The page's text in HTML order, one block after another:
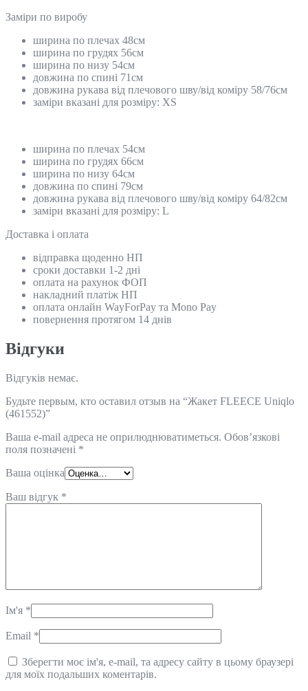
Замiри по виробу
ширина по плечах 48см
ширина по грудях 56см
ширина по низу 54см
довжина по спині 71см
довжина рукава від плечового шву/від коміру 58/76см
заміри вказані для розміру: ХS
ширина по плечах 54см
ширина по грудях 66см
ширина по низу 64см
довжина по спині 79см
довжина рукава від плечового шву/від коміру 64/82см
заміри вказані для розміру: L
Доставка і оплата
відправка щоденно НП
сроки доставки 1-2 дні
оплата на рахунок ФОП
накладний платіж НП
оплата онлайн WayForPay та Mono Pay
повернення протягом 14 днів
Відгуки
Відгуків немає.
Будьте первым, кто оставил отзыв на “Жакет FLEECE Uniqlo
(461552)”
Ваша e-mail адреса не оприлюднюватиметься. Обов’язкові
поля позначені *
Ваша оцінка
Ваш відгук *
Ім'я *
Email *
Зберегти моє ім'я, e-mail, та адресу сайту в цьому браузері
для моїх подальших коментарів.